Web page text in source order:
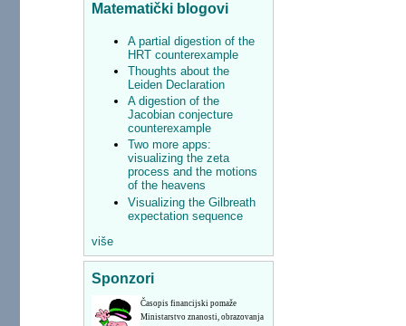
Matematički blogovi
A partial digestion of the
HRT counterexample
Thoughts about the
Leiden Declaration
A digestion of the
Jacobian conjecture
counterexample
Two more apps:
visualizing the zeta
process and the motions
of the heavens
Visualizing the Gilbreath
expectation sequence
više
Sponzori
Časopis financijski pomaže
Ministarstvo znanosti, obrazovanja